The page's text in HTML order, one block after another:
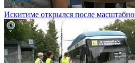
Искитиме открылся после